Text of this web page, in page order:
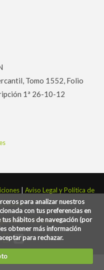
para analizar nuestros
con tus preferencias en
hábitos de navegación (por
obtener más información
para rechazar.
Tomo 1552, Folio
1ª 26-10-12
Aviso Legal y Política de